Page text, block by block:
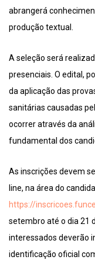
abrangerá
produção textual.
A seleção será
presenciais. O edital,
da aplicação das
sanitárias causadas
ocorrer através da
fundamental dos
As inscrições devem
line, na área do
https://
setembro até o dia 21
interessados deverão
identificação oficial